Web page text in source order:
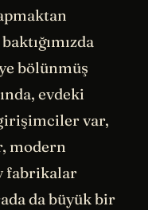
bölünmüş
evdeki
var,
modern
fabrikalar
da büyük bir